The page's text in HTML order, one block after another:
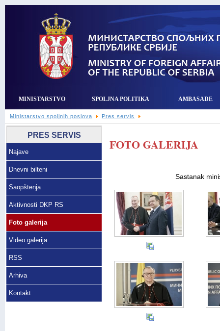
MINISTARSTVO SPOLJNA POLITIKA AMBASADE
Ministarstvo spoljnih poslova Pres servis
PRES SERVIS
Najave
Dnevni bilteni
Saopštenja
Aktivnosti DKP RS
Foto galerija
Video galerija
RSS
Arhiva
Kontakt
FOTO GALERIJA
Sastanak